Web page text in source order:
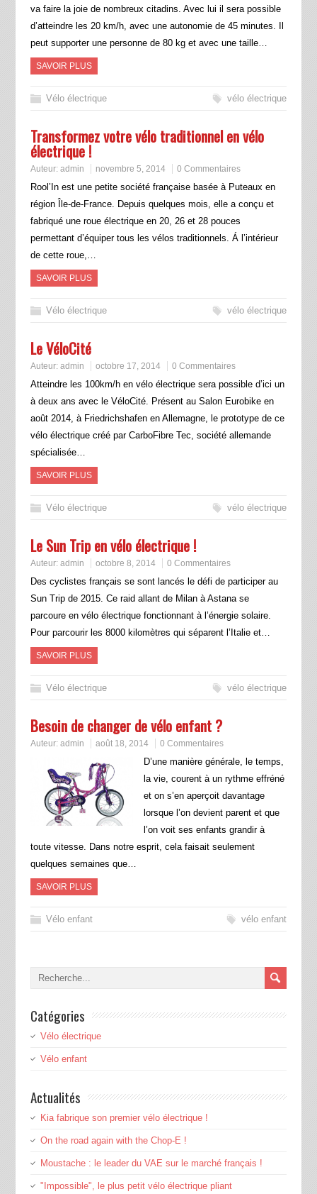
va faire la joie de nombreux citadins. Avec lui il sera possible
d’atteindre les 20 km/h, avec une autonomie de 45 minutes. Il
peut supporter une personne de 80 kg et avec une taille…
SAVOIR PLUS
Vélo électrique vélo électrique
Transformez votre vélo traditionnel en vélo
électrique !
Auteur: admin novembre 5, 2014 0 Commentaires
Rool’In est une petite société française basée à Puteaux en
région Île-de-France. Depuis quelques mois, elle a conçu et
fabriqué une roue électrique en 20, 26 et 28 pouces
permettant d’équiper tous les vélos traditionnels. Á l’intérieur
de cette roue,…
SAVOIR PLUS
Vélo électrique vélo électrique
Le VéloCité
Auteur: admin octobre 17, 2014 0 Commentaires
Atteindre les 100km/h en vélo électrique sera possible d’ici un
à deux ans avec le VéloCité. Présent au Salon Eurobike en
août 2014, à Friedrichshafen en Allemagne, le prototype de ce
vélo électrique créé par CarboFibre Tec, société allemande
spécialisée…
SAVOIR PLUS
Vélo électrique vélo électrique
Le Sun Trip en vélo électrique !
Auteur: admin octobre 8, 2014 0 Commentaires
Des cyclistes français se sont lancés le défi de participer au
Sun Trip de 2015. Ce raid allant de Milan à Astana se
parcoure en vélo électrique fonctionnant à l’énergie solaire.
Pour parcourir les 8000 kilomètres qui séparent l’Italie et…
SAVOIR PLUS
Vélo électrique vélo électrique
Besoin de changer de vélo enfant ?
Auteur: admin août 18, 2014 0 Commentaires
D’une manière générale, le temps,
la vie, courent à un rythme effréné
et on s’en aperçoit davantage
lorsque l’on devient parent et que
l’on voit ses enfants grandir à
toute vitesse. Dans notre esprit, cela faisait seulement
quelques semaines que…
SAVOIR PLUS
Vélo enfant vélo enfant
Catégories
Vélo électrique
Vélo enfant
Actualités
Kia fabrique son premier vélo électrique !
On the road again with the Chop-E !
Moustache : le leader du VAE sur le marché français !
"Impossible", le plus petit vélo électrique pliant